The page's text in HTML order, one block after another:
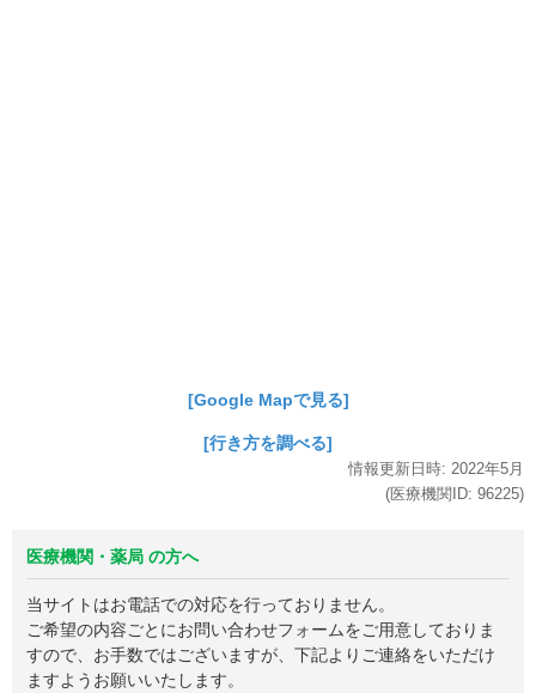
[Google Mapで見る]
[行き方を調べる]
情報更新日時: 2022年5月
(医療機関ID: 96225)
医療機関・薬局 の方へ
当サイトはお電話での対応を行っておりません。
ご希望の内容ごとにお問い合わせフォームをご用意しておりま
すので、お手数ではございますが、下記よりご連絡をいただけ
ますようお願いいたします。